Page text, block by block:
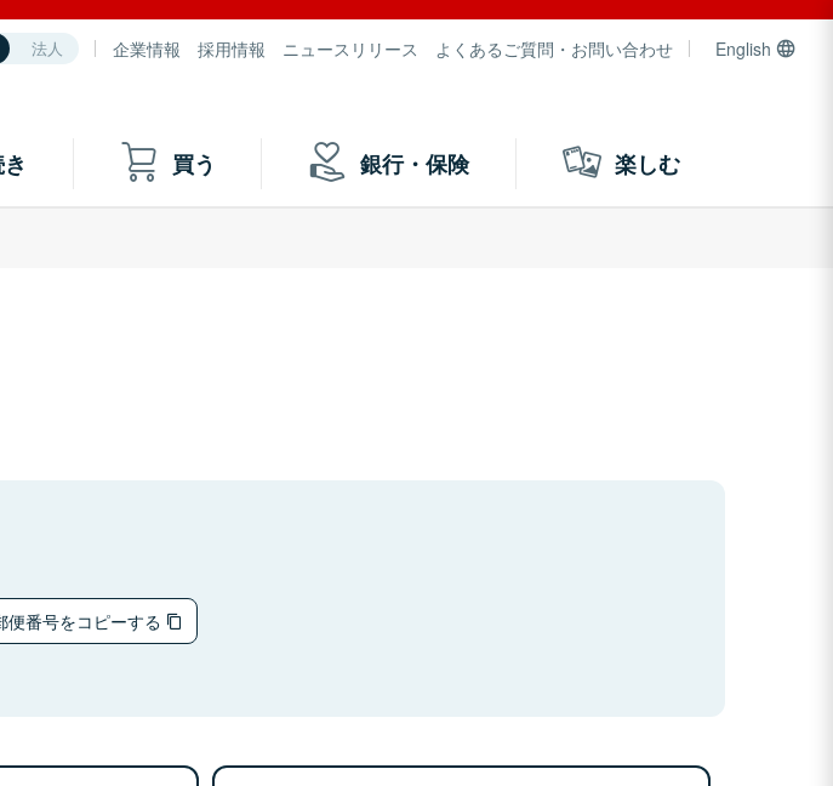
法人 企業情報 採用情報 ニュースリリース よくあるご質問・お問い合わせ English
買う 銀行・保険 楽しむ
便番号をコピーする